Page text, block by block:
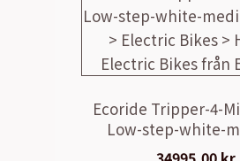
Ecoride Tripper-4-
Low-step-white-